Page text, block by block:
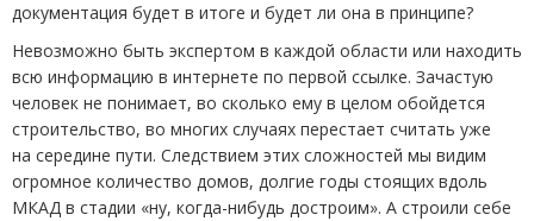
документация будет в итоге и будет ли она в принципе?
Невозможно быть экспертом в каждой области или находить
всю информацию в интернете по первой ссылке. Зачастую
человек не понимает, во сколько ему в целом обойдется
строительство, во многих случаях перестает считать уже
на середине пути. Следствием этих сложностей мы видим
огромное количество домов, долгие годы стоящих вдоль
МКАД в стадии «ну, когда-нибудь достроим». А строили себе